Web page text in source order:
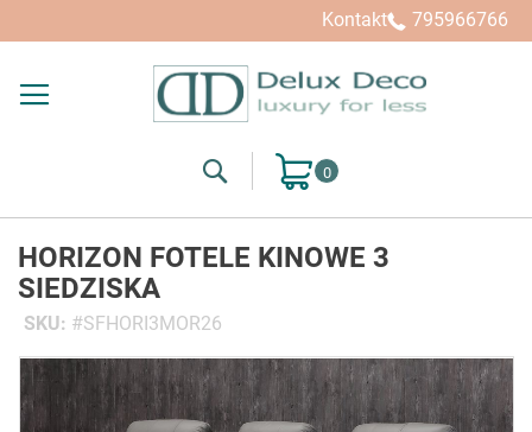
Kontakt 795966766
SearchMój koszyk
HORIZON FOTELE KINOWE 3
SIEDZISKA
SKU
SFHORI3MOR26
Przejdź
na
koniec